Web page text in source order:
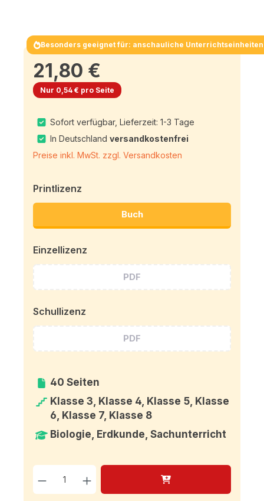
Besonders geeignet für: anschauliche Unterrichtseinheiten
21,80 €
Nur 0,54 € pro Seite
Sofort verfügbar, Lieferzeit: 1-3 Tage
In Deutschlandversandkostenfrei
Preise inkl. MwSt. zzgl. Versandkosten
Printlizenz
Buch
Einzellizenz
PDF
Schullizenz
PDF
40 Seiten
Klasse 3, Klasse 4, Klasse 5, Klasse
6, Klasse 7, Klasse 8
Biologie, Erdkunde, Sachunterricht
Produkt Anzahl: Gib den